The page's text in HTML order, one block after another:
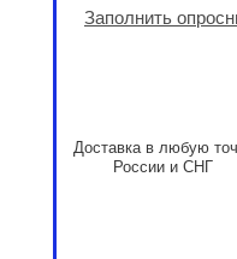
Заполнить
Доставка в любую
России и СНГ